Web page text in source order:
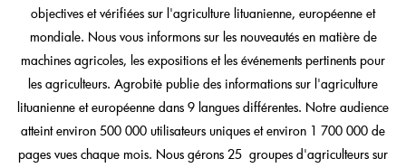
objectives et vérifiées sur l'agriculture lituanienne, européenne et
mondiale. Nous vous informons sur les nouveautés en matière de
machines agricoles, les expositions et les événements pertinents pour
les agriculteurs. Agrobitė publie des informations sur l'agriculture
lituanienne et européenne dans 9 langues différentes. Notre audience
atteint environ 500 000 utilisateurs uniques et environ 1 700 000 de
pages vues chaque mois. Nous gérons 25 groupes d'agriculteurs sur